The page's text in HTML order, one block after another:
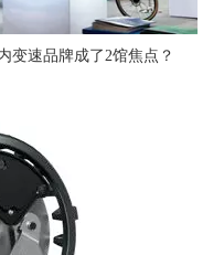
变速品牌成了2馆焦点？